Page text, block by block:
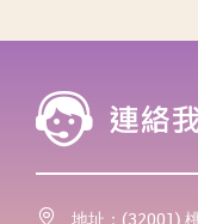
地址：(32001)